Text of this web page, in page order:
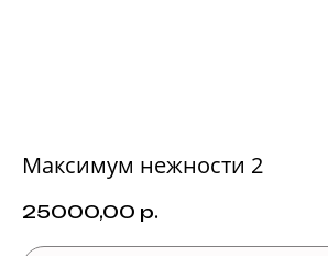
Максимум нежности 2
25000,00 р.